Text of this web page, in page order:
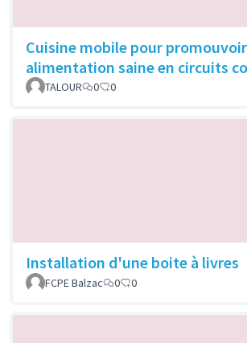
Cuisine mobile pour
alimentation saine en circuits
TALOUR 0 0
Installation d'une boite à livres
FCPE Balzac
0 0